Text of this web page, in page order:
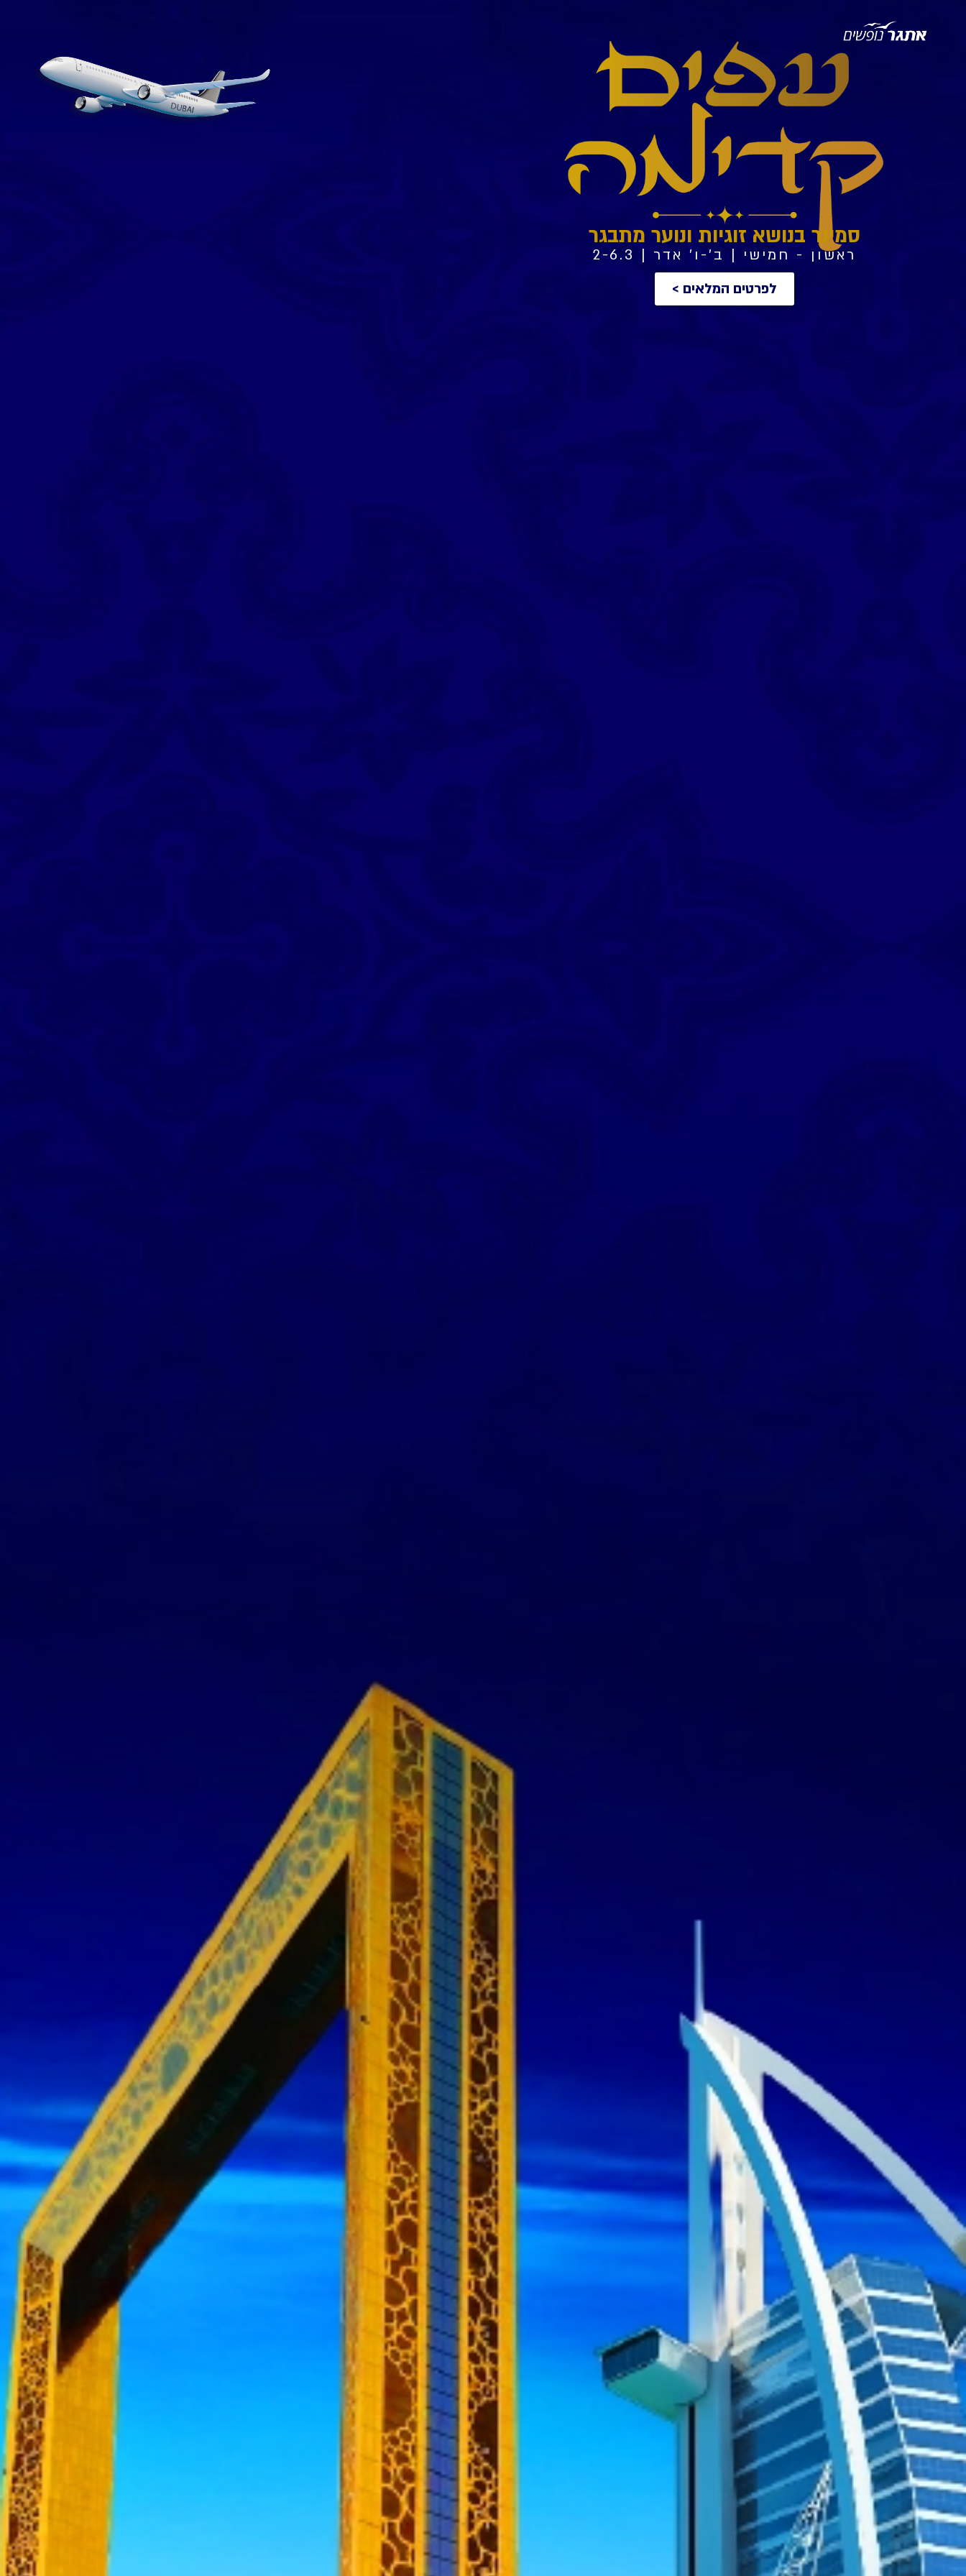
סמינר בנושא זוגיות ונוער מתבגר
ראשון - חמישי | ב'-ו' אדר | 2-6.3
לפרטים המלאים >